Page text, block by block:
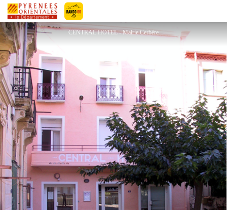
Pyrénées-Orientales Le Département
CENTRAL HOTEL
CENTRAL HOTEL - Mairie Cerbère